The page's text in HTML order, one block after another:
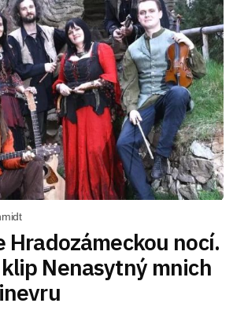
Hradozámeckou nocí.
Nenasytný mnich